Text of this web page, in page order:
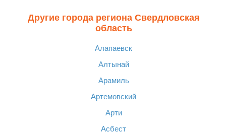
Другие города региона Свердловская
область
Алапаевск
Алтынай
Арамиль
Артемовский
Арти
Асбест